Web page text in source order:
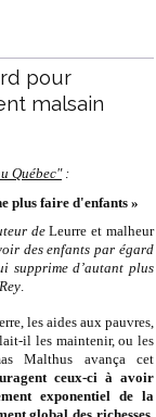
pour
malsain
Québec":
plus faire d'enfants »
deLeurre et malheur
des enfants par égard
supprime d’autant plus
.
les aides aux pauvres,
il les maintenir, ou les
Malthus avança cet
ceux-ci à avoir
exponentiel de la